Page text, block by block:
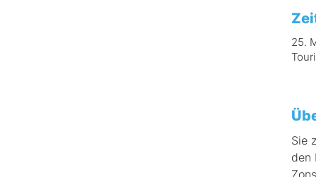
25.
Sie
den